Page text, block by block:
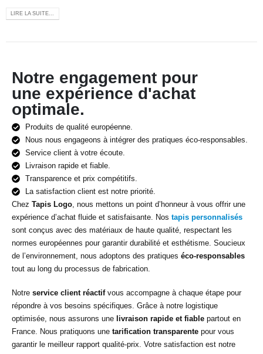
LIRE LA SUITE...
Notre engagement pour
une expérience d'achat
optimale.
Produits de qualité européenne.
Nous nous engageons à intégrer des pratiques éco-responsables.
Service client à votre écoute.
Livraison rapide et fiable.
Transparence et prix compétitifs.
La satisfaction client est notre priorité.
Chez Tapis Logo, nous mettons un point d’honneur à vous offrir une
expérience d’achat fluide et satisfaisante. Nos tapis personnalisés
sont conçus avec des matériaux de haute qualité, respectant les
normes européennes pour garantir durabilité et esthétisme. Soucieux
de l’environnement, nous adoptons des pratiques éco-responsables
tout au long du processus de fabrication.
Notre service client réactifvous accompagne à chaque étape pour
répondre à vos besoins spécifiques. Grâce à notre logistique
optimisée, nous assurons une livraison rapide et fiable partout en
France. Nous pratiquons une tarification transparente pour vous
garantir le meilleur rapport qualité-prix. Votre satisfaction est notre